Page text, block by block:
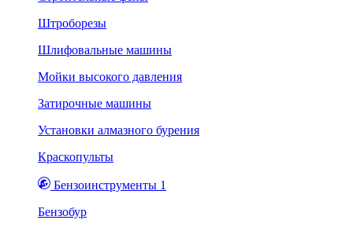
Штроборезы
Шлифовальные машины
Мойки высокого давления
Затирочные машины
Установки алмазного бурения
Краскопульты
Бензоинструменты 1
Бензобур